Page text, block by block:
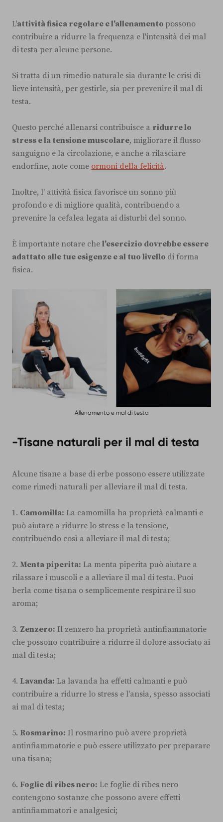
L'attività fisica regolare e l'allenamento possono
contribuire a ridurre la frequenza e l'intensità dei mal
di testa per alcune persone.
Si tratta di un rimedio naturale sia durante le crisi di
lieve intensità, per gestirle, sia per prevenire il mal di
testa.
Questo perché allenarsi contribuisce a ridurre lo
stress e la tensione muscolare, migliorare il flusso
sanguigno e la circolazione, e anche a rilasciare
endorfine, note come ormoni della felicità.
Inoltre, l' attività fisica favorisce un sonno più
profondo e di migliore qualità, contribuendo a
prevenire la cefalea legata ai disturbi del sonno.
È importante notare che l'esercizio dovrebbe essere
adattato alle tue esigenze e al tuo livello di forma
fisica.
Allenamento e mal di testa
-Tisane naturali per il mal di testa
Alcune tisane a base di erbe possono essere utilizzate
come rimedi naturali per alleviare il mal di testa.
1. Camomilla: La camomilla ha proprietà calmanti e
può aiutare a ridurre lo stress e la tensione,
contribuendo così a alleviare il mal di testa;
2. Menta piperita: La menta piperita può aiutare a
rilassare i muscoli e a alleviare il mal di testa. Puoi
berla come tisana o semplicemente respirare il suo
aroma;
3. Zenzero: Il zenzero ha proprietà antinfiammatorie
che possono contribuire a ridurre il dolore associato ai
mal di testa;
4. Lavanda: La lavanda ha effetti calmanti e può
contribuire a ridurre lo stress e l'ansia, spesso associati
ai mal di testa;
5. Rosmarino: Il rosmarino può avere proprietà
antinfiammatorie e può essere utilizzato per preparare
una tisana;
6. Foglie di ribes nero: Le foglie di ribes nero
contengono sostanze che possono avere effetti
antinfiammatori e analgesici;